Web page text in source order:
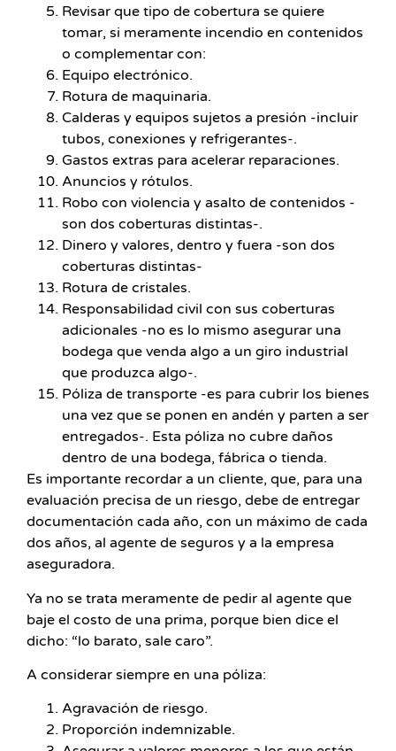
Revisar que tipo de cobertura se quiere
tomar, si meramente incendio en contenidos
o complementar con:
Equipo electrónico.
Rotura de maquinaria.
Calderas y equipos sujetos a presión -incluir
tubos, conexiones y refrigerantes-.
Gastos extras para acelerar reparaciones.
Anuncios y rótulos.
Robo con violencia y asalto de contenidos -
son dos coberturas distintas-.
Dinero y valores, dentro y fuera -son dos
coberturas distintas-
Rotura de cristales.
Responsabilidad civil con sus coberturas
adicionales -no es lo mismo asegurar una
bodega que venda algo a un giro industrial
que produzca algo-.
Póliza de transporte -es para cubrir los bienes
una vez que se ponen en andén y parten a ser
entregados-. Esta póliza no cubre daños
dentro de una bodega, fábrica o tienda.
Es importante recordar a un cliente, que, para una
evaluación precisa de un riesgo, debe de entregar
documentación cada año, con un máximo de cada
dos años, al agente de seguros y a la empresa
aseguradora.
Ya no se trata meramente de pedir al agente que
baje el costo de una prima, porque bien dice el
dicho: “lo barato, sale caro”.
A considerar siempre en una póliza:
Agravación de riesgo.
Proporción indemnizable.